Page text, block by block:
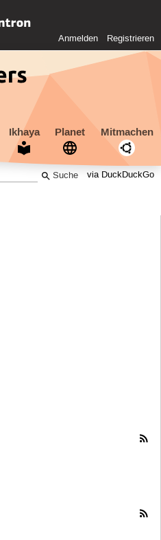
Anmelden Registrieren
Ikhaya Planet Mitmachen
via DuckDuckGo